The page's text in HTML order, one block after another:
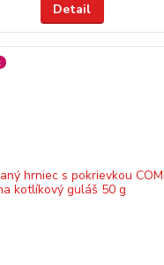
Detail